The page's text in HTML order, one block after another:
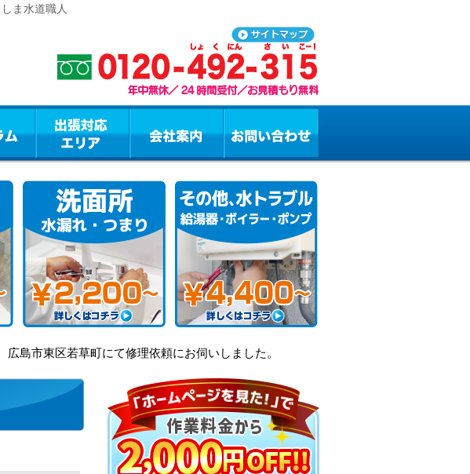
ま水道職人
広島市東区若草町にて修理依頼にお伺いしました。